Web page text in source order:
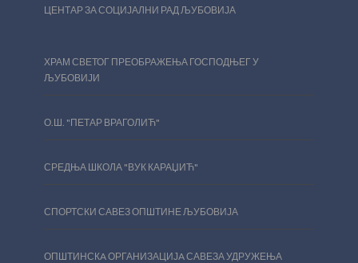
ЦЕНТАР ЗА СОЦИЈАЛНИ РАД ЉУБОВИЈА
ХРАМ СВЕТОГ ПРЕОБРАЖЕЊА ГОСПОДЊЕГ У
ЉУБОВИЈИ
О.Ш. "ПЕТАР ВРАГОЛИЋ"
СРЕДЊА ШКОЛА "ВУК КАРАЏИЋ"
СПОРТСКИ САВЕЗ ОПШТИНЕ ЉУБОВИЈА
ОПШТИНСКA ОРГАНИЗАЦИЈA САВЕЗА УДРУЖЕЊА